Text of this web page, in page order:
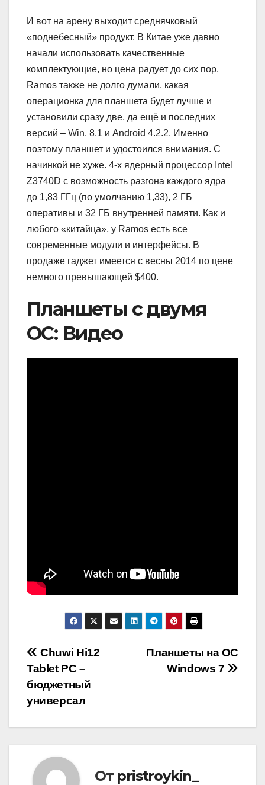
И вот на арену выходит среднячковый
«поднебесный» продукт. В Китае уже давно
начали использовать качественные
комплектующие, но цена радует до сих пор.
Ramos также не долго думали, какая
операционка для планшета будет лучше и
установили сразу две, да ещё и последних
версий – Win. 8.1 и Android 4.2.2. Именно
поэтому планшет и удостоился внимания. С
начинкой не хуже. 4-х ядерный процессор Intel
Z3740D с возможность разгона каждого ядра
до 1,83 ГГц (по умолчанию 1,33), 2 ГБ
оперативы и 32 ГБ внутренней памяти. Как и
любого «китайца», у Ramos есть все
современные модули и интерфейсы. В
продаже гаджет имеется с весны 2014 по цене
немного превышающей $400.
Планшеты с двумя
ОС: Видео
Навигация
по
записям
Планшеты на ОС
Windows 7
Chuwi Hi12
Tablet PC –
бюджетный
универсал
От pristroykin_